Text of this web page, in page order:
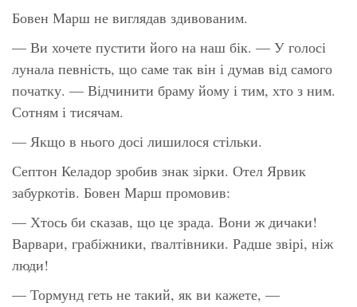
Бовен Марш не виглядав здивованим.
— Ви хочете пустити його на наш бік. — У голосі
лунала певність, що саме так він і думав від самого
початку. — Відчинити браму йому і тим, хто з ним.
Сотням і тисячам.
— Якщо в нього досі лишилося стільки.
Септон Келадор зробив знак зірки. Отел Ярвик
забуркотів. Бовен Марш промовив:
— Хтось би сказав, що це зрада. Вони ж дичаки!
Варвари, грабіжники, ґвалтівники. Радше звірі, ніж
люди!
— Тормунд геть не такий, як ви кажете, —